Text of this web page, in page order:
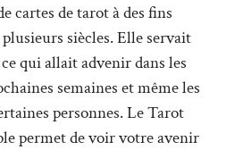
cartes de tarot à des fins
siècles. Elle servait
qui allait advenir dans les
semaines et même les
personnes. Le Tarot
permet de voir votre avenir